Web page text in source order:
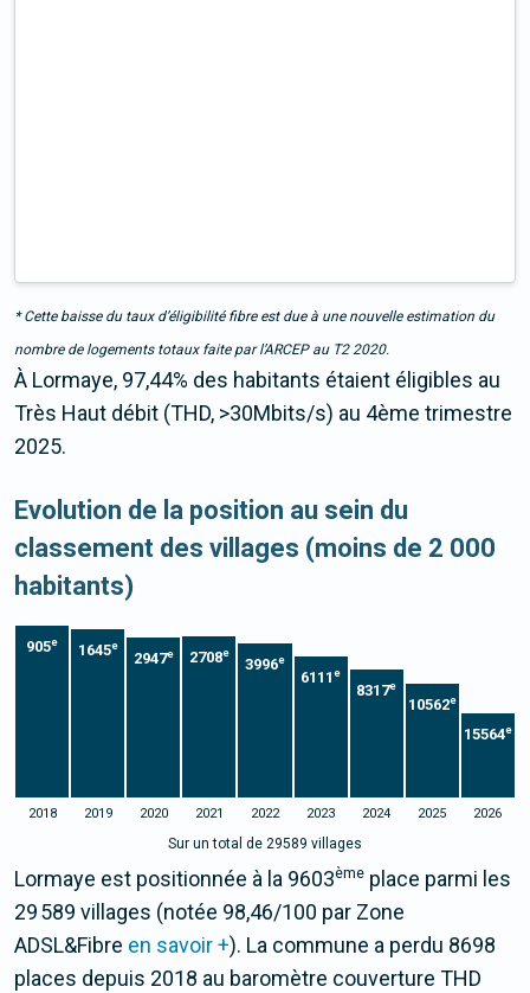
* Cette baisse du taux d’éligibilité fibre est due à une nouvelle estimation du
nombre de logements totaux faite par l’ARCEP au T2 2020.
À Lormaye, 97,44% des habitants étaient éligibles au
Très Haut débit (THD, >30Mbits/s) au 4ème trimestre
2025.
Evolution de la position au sein du
classement des villages (moins de 2 000
habitants)
905e 1645e
2947e 2708e
3996e
6111e
8317e
10562e
15564e
2018 2019 2020 2021 2022 2023 2024 2025 2026
Sur un total de 29589 villages
Lormaye est positionnée à la 9603ème place parmi les
29 589 villages (notée 98,46/100 par Zone
ADSL&Fibre en savoir +). La commune a perdu 8698
places depuis 2018 au baromètre couverture THD